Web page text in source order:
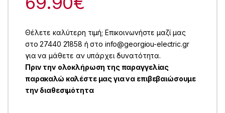
Θέλετε καλύτερη τιμή; Επικοινωνήστε μαζί μας
στο 27440 21858 ή στο info@georgiou-electric.gr
για να μάθετε αν υπάρχει δυνατότητα.
Πριν την ολοκλήρωση της παραγγελίας
παρακαλώ καλέστε μας για να επιβεβαιώσουμε
την διαθεσιμότητα